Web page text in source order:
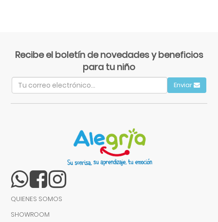
Recibe el boletín de novedades y beneficios
para tu niño
Enviar
QUIENES SOMOS
SHOWROOM